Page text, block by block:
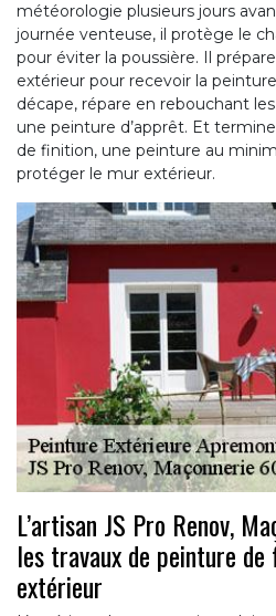
météorologie plusieurs jours
journée venteuse, il protège le
pour éviter la poussière. Il
extérieur pour recevoir la
décape, répare en rebouchant
une peinture d’apprêt. Et
de finition, une peinture au
protéger le mur extérieur.
L’artisan JS Pro Renov,
les travaux de peinture
extérieur